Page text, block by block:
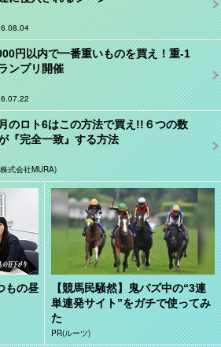
円以内で一番重いものを買え！重-1
ンプリ開催
のロト6はこの方法で買え!!６つの数
『完全一致』する方法
式会社MURA)
もの昼
【競馬民騒然】鬼バズ中の“3連
単連発サイト”をガチで使ってみ
た
PR(ルーツ)